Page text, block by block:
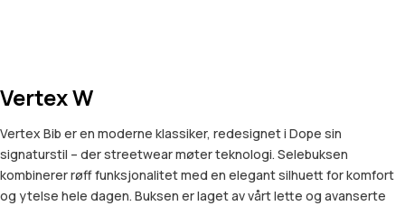
Vertex W
Vertex Bib er en moderne klassiker, redesignet i Dope sin
signaturstil – der streetwear møter teknologi. Selebuksen
kombinerer røff funksjonalitet med en elegant silhuett for komfort
og ytelse hele dagen. Buksen er laget av vårt lette og avanserte